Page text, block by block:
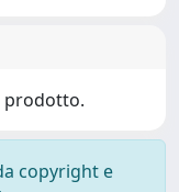
prodotto.
copyright e